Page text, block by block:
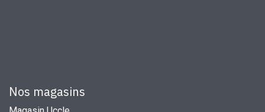
Nos magasins